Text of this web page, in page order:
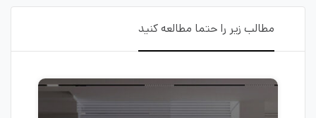
مطالب زیر را حتما مطالعه کنید